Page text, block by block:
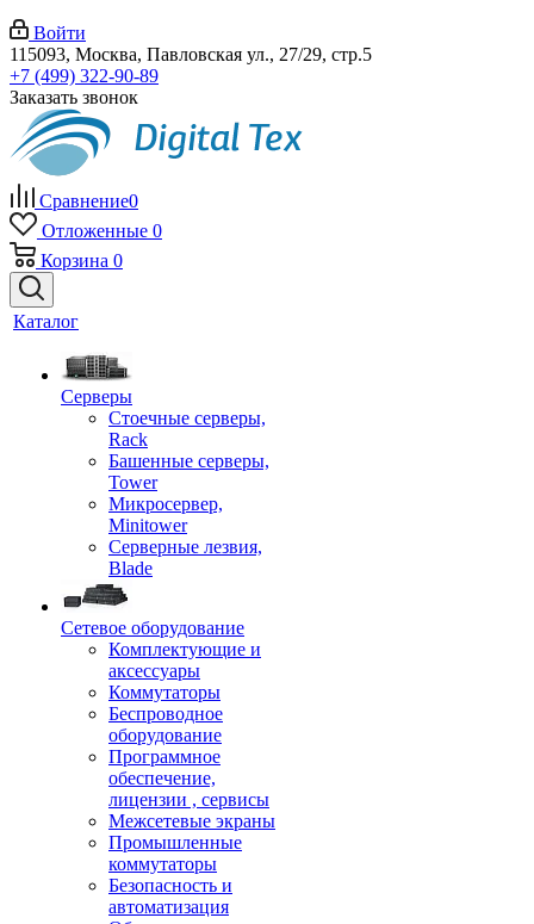
Войти
115093, Москва, Павловская ул., 27/29, стр.5
+7 (499) 322-90-89
Заказать звонок
Сравнение0
Отложенные 0
Корзина 0
Каталог
Серверы
Стоечные серверы,
Rack
Башенные серверы,
Tower
Микросервер,
Minitower
Серверные лезвия,
Blade
Сетевое оборудование
Комплектующие и
аксессуары
Коммутаторы
Беспроводное
оборудование
Программное
обеспечение,
лицензии , сервисы
Межсетевые экраны
Промышленные
коммутаторы
Безопасность и
автоматизация